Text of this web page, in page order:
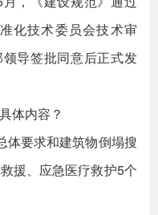
化技术委员会技术审
导签批同意后正式发
体内容？
体要求和建筑物倒塌搜
援、应急医疗救护5个